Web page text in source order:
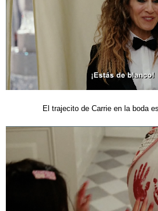
El trajecito de Carrie en la boda